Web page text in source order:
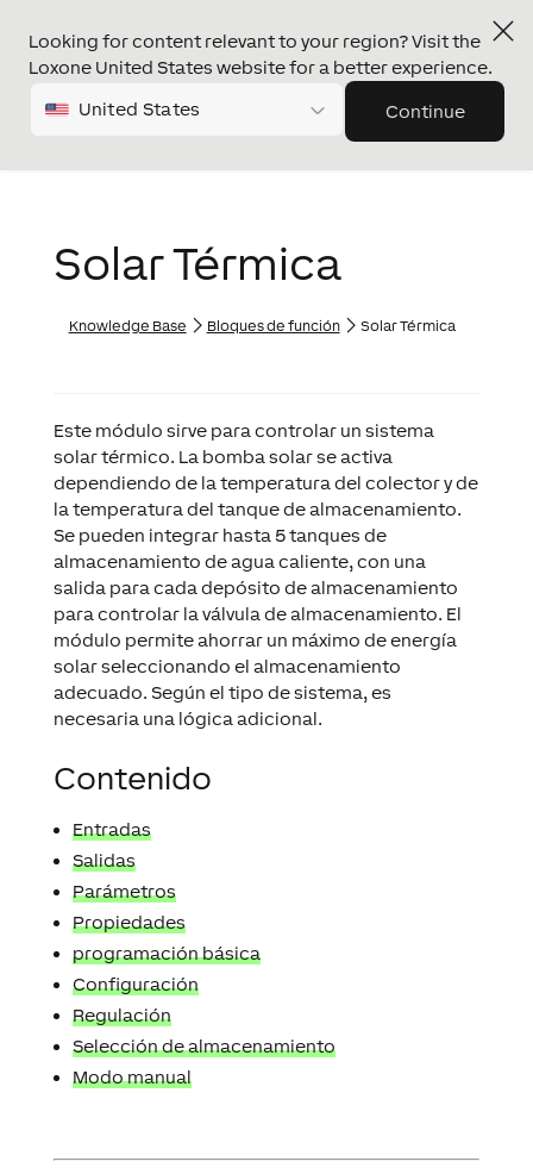
Looking for content relevant to your region? Visit the
Loxone United States website for a better experience.
United States Continue
Solar Térmica
Knowledge Base Bloques de función Solar Térmica
Este módulo sirve para controlar un sistema
solar térmico. La bomba solar se activa
dependiendo de la temperatura del colector y de
la temperatura del tanque de almacenamiento.
Se pueden integrar hasta 5 tanques de
almacenamiento de agua caliente, con una
salida para cada depósito de almacenamiento
para controlar la válvula de almacenamiento. El
módulo permite ahorrar un máximo de energía
solar seleccionando el almacenamiento
adecuado. Según el tipo de sistema, es
necesaria una lógica adicional.
Contenido
Entradas
Salidas
Parámetros
Propiedades
programación básica
Configuración
Regulación
Selección de almacenamiento
Modo manual